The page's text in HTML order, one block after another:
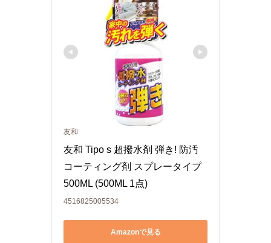
友和
友和 Tipo s 超撥水剤 弾き! 防汚
コーティング剤 スプレータイプ
500ML (500ML 1点)
4516825005534
Amazonで見る